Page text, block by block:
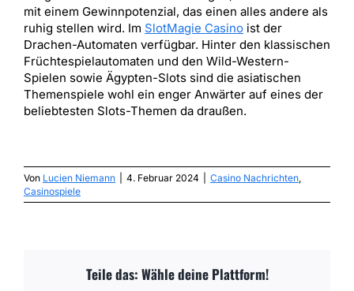
mit einem Gewinnpotenzial, das einen alles andere als
ruhig stellen wird. Im SlotMagie Casinoist der
Drachen-Automaten verfügbar. Hinter den klassischen
Früchtespielautomaten und den Wild-Western-
Spielen sowie Ägypten-Slots sind die asiatischen
Themenspiele wohl ein enger Anwärter auf eines der
beliebtesten Slots-Themen da draußen.
Von Lucien Niemann 4. Februar 2024 Casino Nachrichten,
Casinospiele
Teile das: Wähle deine Plattform!